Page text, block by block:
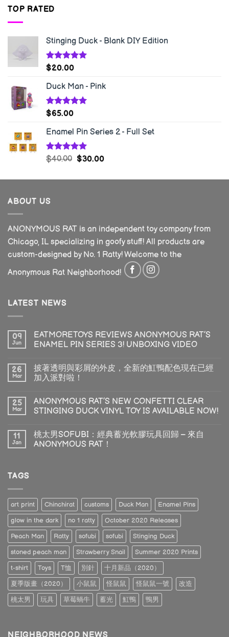
TOP RATED
Stinging Duck - Blank DIY Edition
Rated5.00
$20.00
Duck Man - Pink
Rated5.00
$65.00
Enamel Pin Series 2 - Full Set
Rated5.00
$40.00 $30.00
ABOUT US
ANONYMOUS RAT is an independent toy company from
Chicago, IL specializing in goofy stuff! All products are
custom-designed by No. 1 Ratty! Welcome to the
Anonymous Rat Neighborhood!
LATEST NEWS
09
Jun
EATMORETOYS REVIEWS ANONYMOUS RAT’S
ENAMEL PIN SERIES 3! UNBOXING VIDEO
26
Mar
披著透明與彩屑的外皮，全新的魟鴨配色現在已經
加入派對啦！
25
Mar
ANONYMOUS RAT’S NEW CONFETTI CLEAR
STINGING DUCK VINYL TOY IS AVAILABLE NOW!
11
Jan
桃太男SOFUBI：經典蓄光軟膠玩具回歸 – 來自
ANONYMOUS RAT！
TAGS
art print Chinchirat customs Duck Man
Enamel Pins
glow in the dark
no 1 ratty
October 2020 Releases
Peach Man
Ratty sofubi sofubi
Stinging Duck
stoned peach man
Strawberry Snail
Summer 2020 Prints
t-shirt
Toys T恤 別針
十月新品（2020）
夏季版畫（2020）
小鼠鼠 怪鼠鼠 怪鼠鼠一號
改造
桃太男
玩具 草莓蝸牛 蓄光 魟鴨 鴨男
NEIGHBORHOOD NEWS